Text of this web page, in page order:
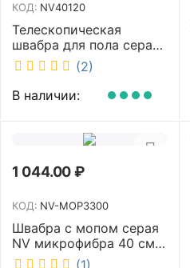
КОД: NV40120
Телескопическая
швабра для пола серая
NV микрофибра 42 см
NV40120
(2)
В наличии:
1 044.00₽
КОД: NV-MOP3300
Швабра с мопом серая
NV микрофибра 40 см
NV-MOP3300
(1)